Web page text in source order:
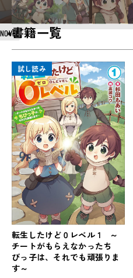
NOVEL書籍一覧
試し読み
転生したけど０レベル 1 ～
チートがもらえなかったち
びっ子は、それでも頑張りま
す～